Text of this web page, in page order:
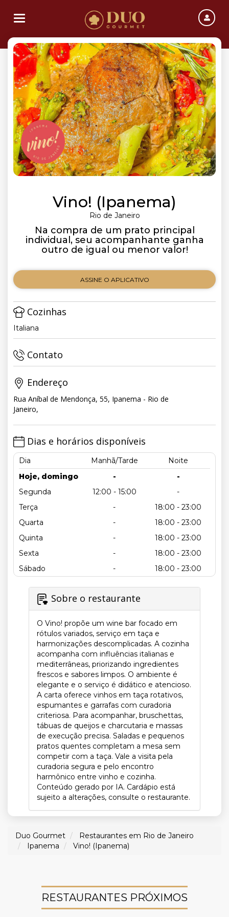
Toggle navigation
Vino! (Ipanema)
Rio de Janeiro
Na compra de um prato principal
individual, seu acompanhante ganha
outro de igual ou menor valor!
ASSINE O APLICATIVO
Cozinhas
Italiana
Contato
Endereço
Rua Aníbal de Mendonça, 55, Ipanema - Rio de
Janeiro,
Dias e horários disponíveis
Dia Manhã/Tarde
Noite
Hoje, domingo
-
-
Segunda
12:00 - 15:00
-
Terça
-
18:00 - 23:00
Quarta
-
18:00 - 23:00
Quinta
-
18:00 - 23:00
Sexta
-
18:00 - 23:00
Sábado
- 18:00 - 23:00
Sobre o restaurante
O Vino! propõe um wine bar focado em
rótulos variados, serviço em taça e
harmonizações descomplicadas. A cozinha
acompanha com influências italianas e
mediterrâneas, priorizando ingredientes
frescos e sabores limpos. O ambiente é
elegante e o serviço é didático e atencioso.
A carta oferece vinhos em taça rotativos,
espumantes e garrafas com curadoria
criteriosa. Para acompanhar, bruschettas,
tábuas de queijos e charcutaria e massas
de execução precisa. Saladas e pequenos
pratos quentes completam a mesa sem
competir com a taça. Vale a visita pela
curadoria segura e pelo encontro
harmônico entre vinho e cozinha.
Conteúdo gerado por IA. Cardápio está
sujeito a alterações, consulte o restaurante.
Duo Gourmet
Restaurantes em Rio de Janeiro
Ipanema
Vino! (Ipanema)
RESTAURANTES PRÓXIMOS